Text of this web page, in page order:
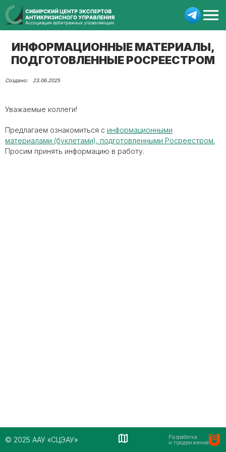
ИНФОРМАЦИОННЫЕ МАТЕРИАЛЫ,
ПОДГОТОВЛЕННЫЕ РОСРЕЕСТРОМ
23.06.2025
Уважаемые коллеги!
Предлагаем ознакомиться с информационными
материалами (буклетами), подготовленными Росреестром.
Просим принять информацию в работу.
© 2025 ААУ «СЦЭАУ»
Разработка
и продвижение